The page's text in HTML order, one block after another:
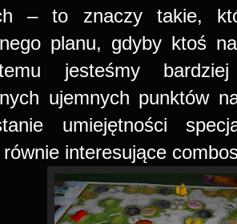
– to znaczy takie,
planu, gdyby ktoś
jesteśmy
ujemnych punktów
umiejętności
interesujące